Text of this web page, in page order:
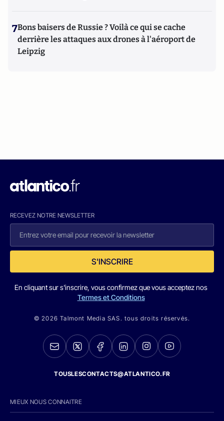
7Bons baisers de Russie ? Voilà ce qui se cache
derrière les attaques aux drones à l'aéroport de
Leipzig
RECEVEZ NOTRE NEWSLETTER
S'INSCRIRE
En cliquant sur s'inscrire, vous confirmez que vous acceptez nos
Termes et Conditions
© 2026 Talmont Media SAS. tous droits réservés.
TOUSLESCONTACTS@ATLANTICO.FR
MIEUX NOUS CONNAITRE